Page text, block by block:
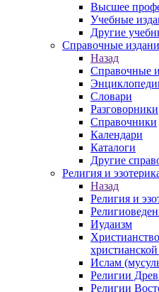
Высшее
Учебные
Другие
Справочные
Назад
Справочные
Словари
Разговорники
Справочники
Календари
Каталоги
Другие
Религия и
Назад
Религия и
Иудаизм
Ислам
Религии
Религии